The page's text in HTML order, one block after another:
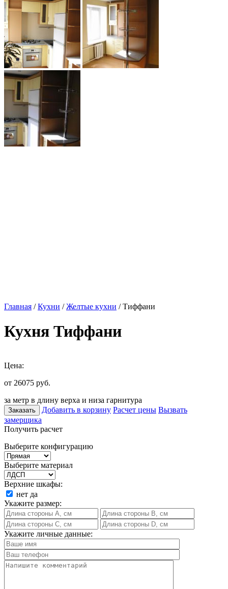
Главная /Кухни /Желтые кухни / Тиффани
Кухня Тиффани
Цена:
от 26075 руб.
за метр в длину верха и низа гарнитура
Заказать Добавить в корзину Расчет цены Вызвать
замерщика
Получить расчет
Выберите конфигурацию
Выберите материал
Верхние шкафы:
нет да
Укажите размер:
Укажите личные данные: